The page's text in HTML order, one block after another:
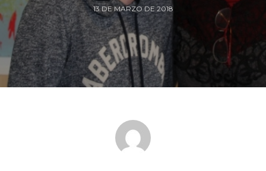
13 DE MARZO DE 2018